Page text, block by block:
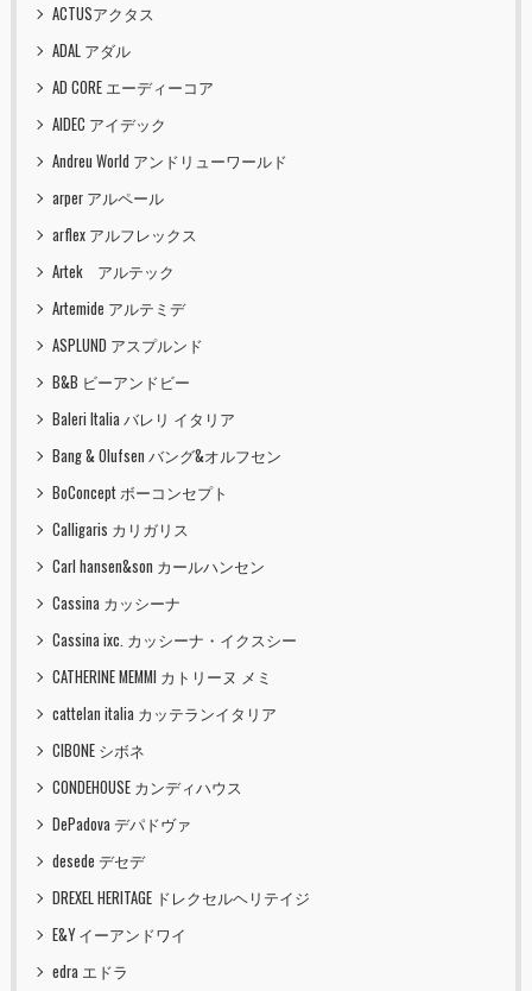
ACTUSアクタス
ADAL アダル
AD CORE エーディーコア
AIDEC アイデック
Andreu World アンドリューワールド
arper アルペール
arflex アルフレックス
Artek アルテック
Artemide アルテミデ
ASPLUND アスプルンド
B&B ビーアンドビー
Baleri Italia バレリ イタリア
Bang & Olufsen バング&オルフセン
BoConcept ボーコンセプト
Calligaris カリガリス
Carl hansen&son カールハンセン
Cassina カッシーナ
Cassina ixc. カッシーナ・イクスシー
CATHERINE MEMMI カトリーヌ メミ
cattelan italia カッテランイタリア
CIBONE シボネ
CONDEHOUSE カンディハウス
DePadova デパドヴァ
desede デセデ
DREXEL HERITAGE ドレクセルヘリテイジ
E&Y イーアンドワイ
edra エドラ